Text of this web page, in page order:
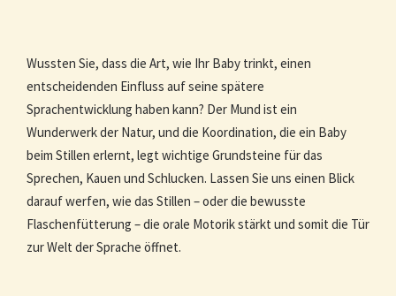
Wussten Sie, dass die Art, wie Ihr Baby trinkt, einen
entscheidenden Einfluss auf seine spätere
Sprachentwicklung haben kann? Der Mund ist ein
Wunderwerk der Natur, und die Koordination, die ein Baby
beim Stillen erlernt, legt wichtige Grundsteine für das
Sprechen, Kauen und Schlucken. Lassen Sie uns einen Blick
darauf werfen, wie das Stillen – oder die bewusste
Flaschenfütterung – die orale Motorik stärkt und somit die Tür
zur Welt der Sprache öffnet.